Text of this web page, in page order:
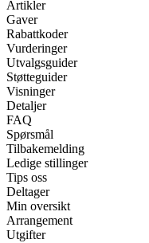
Artikler
Gaver
Rabattkoder
Vurderinger
Utvalgsguider
Støtteguider
Visninger
Detaljer
FAQ
Spørsmål
Tilbakemelding
Ledige stillinger
Tips oss
Deltager
Min oversikt
Arrangement
Utgifter